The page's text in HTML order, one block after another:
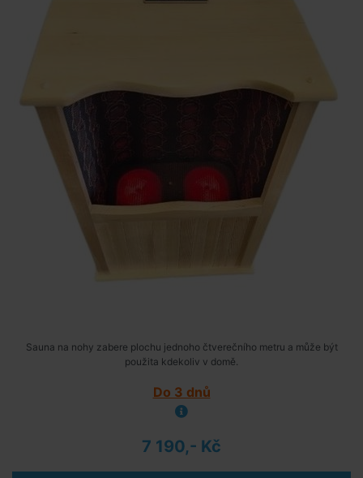
Sauna na nohy zabere plochu jednoho čtverečního metru a může být
použita kdekoliv v domě.
Do 3 dnů
7 190,- Kč